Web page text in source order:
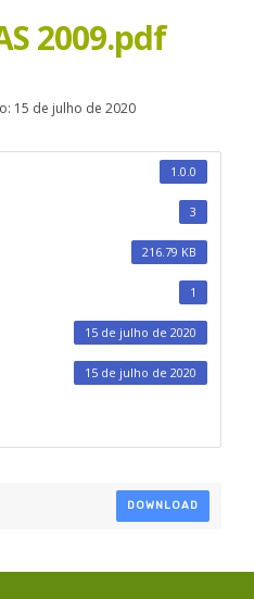
2009.pdf
15 de julho de 2020
1.0.0
3
216.79 KB
1
15 de julho de 2020
15 de julho de 2020
DOWNLOAD